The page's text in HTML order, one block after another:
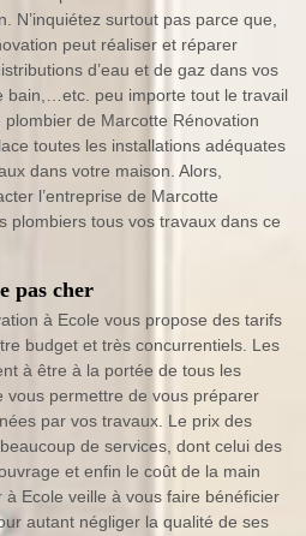
N’inquiétez surtout pas parce que,
peut réaliser et réparer
d’eau et de gaz dans vos
bain,…etc. peu importe tout le travail
de Marcotte Rénovation
toutes les installations adéquates
dans votre maison. Alors,
l’entreprise de Marcotte
plombiers tous vos travaux dans ce
pas cher
à Ecole vous propose des tarifs
budget et très concurrentiels. Les
à être à la portée de tous les
vous permettre de vous préparer
par vos travaux. Le prix des
de services, dont celui des
et enfin le coût de la main
Ecole veille à vous faire bénéficier
autant négliger la qualité de ses